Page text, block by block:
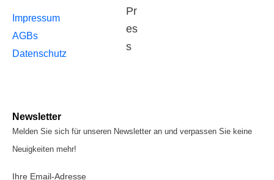
Impressum
AGBs
Datenschutz
Newsletter
Melden Sie sich für unseren Newsletter an und verpassen Sie keine
Neuigkeiten mehr!
Ihre Email-Adresse